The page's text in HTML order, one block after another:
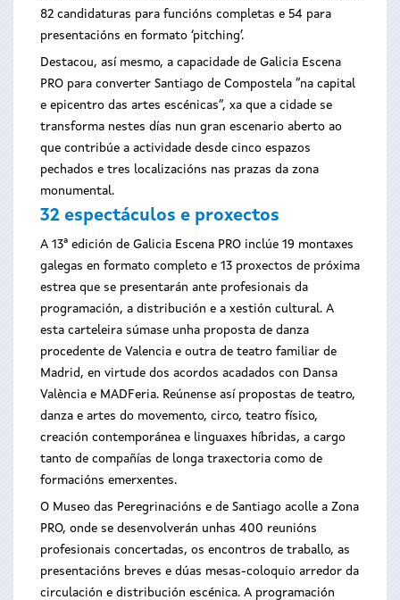
82 candidaturas para funcións completas e 54 para
presentacións en formato ‘pitching’.
Destacou, así mesmo, a capacidade de Galicia Escena
PRO para converter Santiago de Compostela “na capital
e epicentro das artes escénicas”, xa que a cidade se
transforma nestes días nun gran escenario aberto ao
que contribúe a actividade desde cinco espazos
pechados e tres localizacións nas prazas da zona
monumental.
32 espectáculos e proxectos
A 13ª edición de Galicia Escena PRO inclúe 19 montaxes
galegas en formato completo e 13 proxectos de próxima
estrea que se presentarán ante profesionais da
programación, a distribución e a xestión cultural. A
esta carteleira súmase unha proposta de danza
procedente de Valencia e outra de teatro familiar de
Madrid, en virtude dos acordos acadados con Dansa
València e MADFeria. Reúnense así propostas de teatro,
danza e artes do movemento, circo, teatro físico,
creación contemporánea e linguaxes híbridas, a cargo
tanto de compañías de longa traxectoria como de
formacións emerxentes.
O Museo das Peregrinacións e de Santiago acolle a Zona
PRO, onde se desenvolverán unhas 400 reunións
profesionais concertadas, os encontros de traballo, as
presentacións breves e dúas mesas-coloquio arredor da
circulación e distribución escénica. A programación